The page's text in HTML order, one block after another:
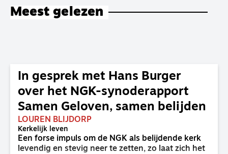
Meest gelezen
In gesprek met Hans Burger
over het NGK-synoderapport
Samen Geloven, samen belijden
LOUREN BLIJDORP
Kerkelijk leven
Een forse impuls om de NGK als belijdende kerk
levendig en stevig neer te zetten, zo laat zich het